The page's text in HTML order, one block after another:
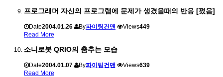
프로그래머 자신의 프로그램에 문제가 생겼을때의 반응 [펐음]
Date2004.01.26 By파이팅건맨 Views449
Read More
소니로봇 QRIO의 춤추는 모습
Date2004.01.07 By파이팅건맨 Views639
Read More